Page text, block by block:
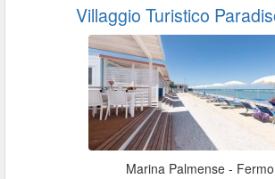
Villaggio Turistico
Marina Palmense - Fermo